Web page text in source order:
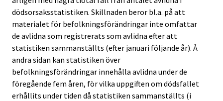
dödsorsaksstatistiken. Skillnaden beror bl.a. på att
materialet för befolkningsförändringar inte omfattar
de avlidna som registrerats som avlidna efter att
statistiken sammanställts (efter januari följande år). Å
andra sidan kan statistiken över
befolkningsförändringar innehålla avlidna under de
föregående fem åren, för vilka uppgiften om dödsfallet
erhållits under tiden då statistiken sammanställts (i